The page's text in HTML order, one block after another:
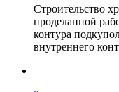
Строительство
проделанной
контура
внутреннего